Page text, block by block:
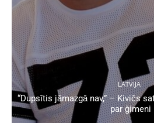
LATVIJA
“Dupsītis jāmazgā nav,” – Kivičs
par ģimeni